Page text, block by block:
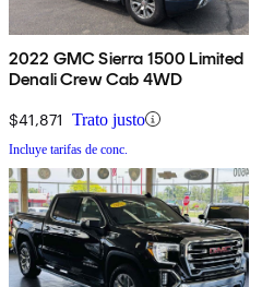
2022 GMC Sierra 1500 Limited
Denali Crew Cab 4WD
$41,871 Trato justo
Incluye tarifas de conc.